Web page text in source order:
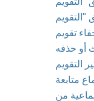
تقويم
أو حذفه
التقويم
متابعة
من